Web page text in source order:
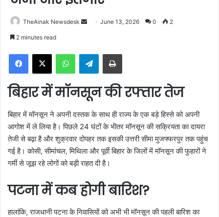
TheAinak Newsdesk
a
e
m
a
i
l
June 13, 2026 0 2
2 minutes read
Telegram
बिहार में मॉनसून की रफ्तार तेज
बिहार में मॉनसून ने अपनी दस्तक के साथ ही राज्य के एक बड़े हिस्से को अपनी
आगोश में ले लिया है। पिछले 24 घंटों के भीतर मॉनसून की सक्रियता का दायरा
तेजी से बढ़ा है और शुक्रवार दोपहर तक इसकी उत्तरी सीमा मुजफ्फरपुर तक पहुंच
गई है। कोसी, सीमांचल, मिथिला और पूर्वी बिहार के जिलों में मॉनसून की फुहारों ने
गर्मी से जूझ रहे लोगों को बड़ी राहत दी है।
पटना में कब होगी बारिश?
हालांकि, राजधानी पटना के निवासियों को अभी भी मॉनसून की पहली बारिश का